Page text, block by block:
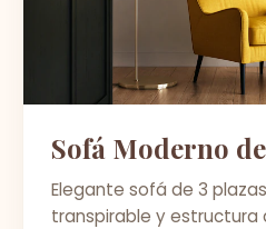
Sofá Moderno
Elegante sofá de 3
transpirable y estructura